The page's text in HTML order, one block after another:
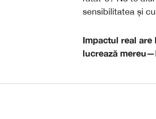
sensibilitatea și
Impactul real
lucrează